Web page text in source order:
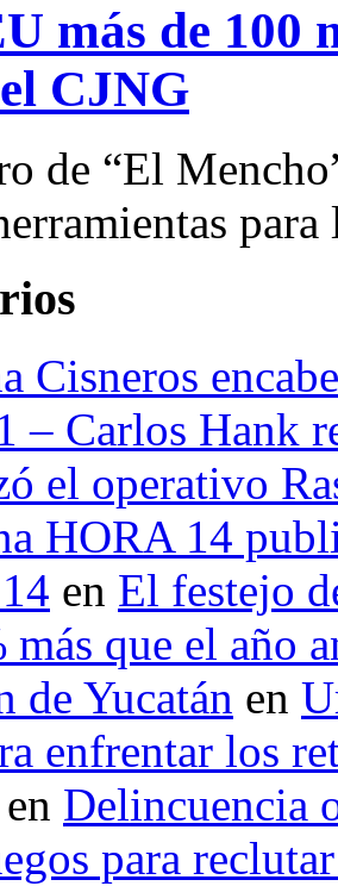
más de 100
CJNG
de “El
Cisneros
– Carlos Hank
el operativo
HORA 14
en El festejo
más que el año
de Yucatán en
enfrentar los
en Delincuencia
para